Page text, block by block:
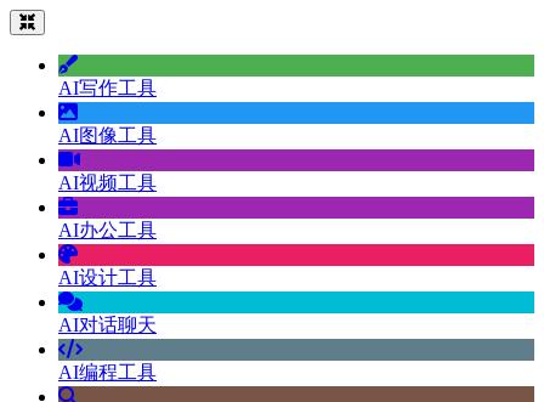
AI写作工具
AI图像工具
AI视频工具
AI办公工具
AI设计工具
AI对话聊天
AI编程工具